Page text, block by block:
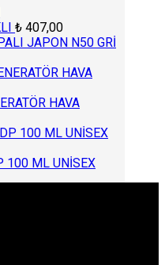
₺ 407,00
JAPON N50 GRİ
HAVA
100 ML UNİSEX